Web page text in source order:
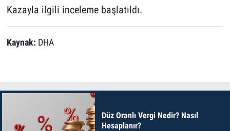
Kazayla ilgili inceleme başlatıldı.
Kaynak: DHA
Düz Oranlı Vergi Nedir? Nasıl
Hesaplanır?